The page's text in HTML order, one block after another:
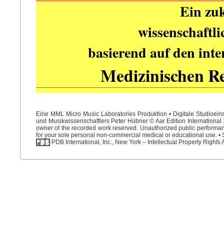
Ein
basierend auf den
Medizinischen
Eine MML Micro Music Laboratories Produktion • Digitale
und Musikwissenschaftlers Peter Hübner © Aar Edition
owner of the recorded work reserved. Unauthorized public
for your sole personal non-commercial medical or educational use.
PDB International, Inc., New York – Intellectual Property Rights